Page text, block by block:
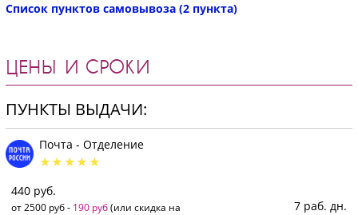
Список пунктов самовывоза (2 пункта)
ЦЕНЫ И СРОКИ
ПУНКТЫ ВЫДАЧИ:
Почта - Отделение
440 руб.
от 2500 руб - 190 руб(или скидка на
7 раб. дн.